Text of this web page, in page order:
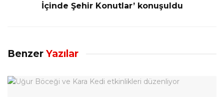
İçinde Şehir Konutlar’ konuşuldu
Benzer Yazılar